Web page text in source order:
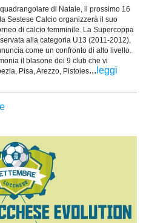
di Natale, il prossimo 16
Sestese Calcio organizzerà il suo
di calcio femminile. La Supercoppa
alla categoria U13 (2011-2012),
come un confronto di alto livello.
il blasone dei 9 club che vi
Pisa, Arezzo, Pistoies... leggi